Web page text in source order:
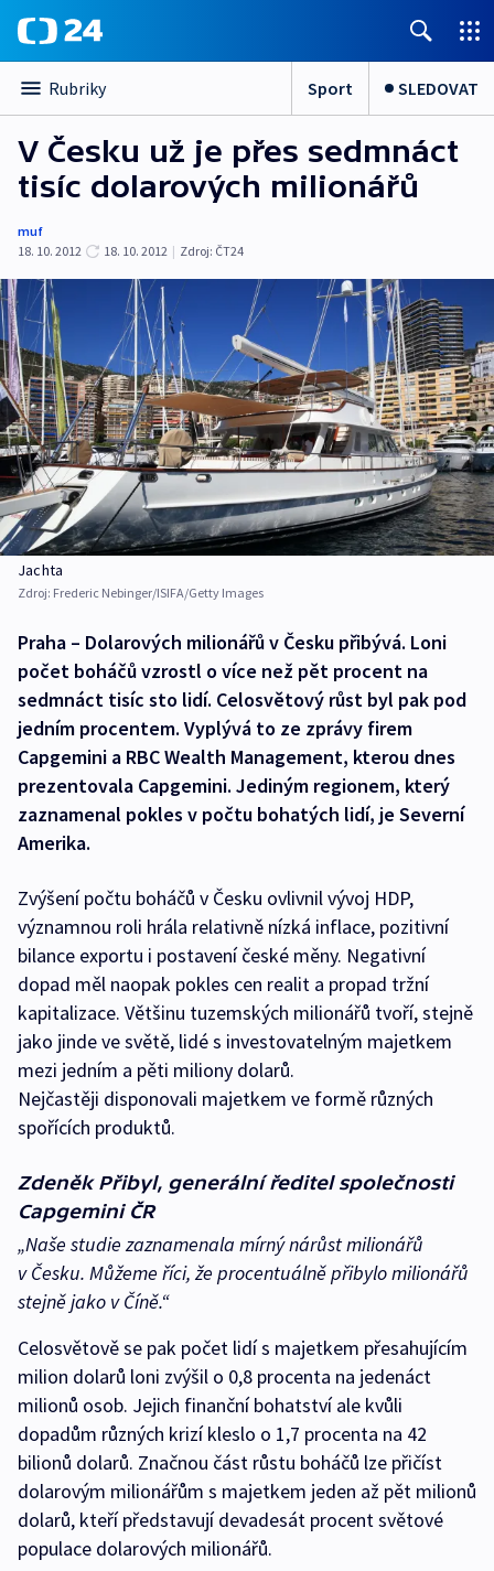
Rubriky Sport SLEDOVAT
V Česku už je přes sedmnáct
tisíc dolarových milionářů
muf
18. 10. 2012
18. 10. 2012 | Zdroj: ČT24
Jachta
Zdroj: Frederic Nebinger/ISIFA/Getty Images
Praha – Dolarových milionářů v Česku přibývá. Loni
počet boháčů vzrostl o více než pět procent na
sedmnáct tisíc sto lidí. Celosvětový růst byl pak pod
jedním procentem. Vyplývá to ze zprávy firem
Capgemini a RBC Wealth Management, kterou dnes
prezentovala Capgemini. Jediným regionem, který
zaznamenal pokles v počtu bohatých lidí, je Severní
Amerika.
Zvýšení počtu boháčů v Česku ovlivnil vývoj HDP,
významnou roli hrála relativně nízká inflace, pozitivní
bilance exportu i postavení české měny. Negativní
dopad měl naopak pokles cen realit a propad tržní
kapitalizace. Většinu tuzemských milionářů tvoří, stejně
jako jinde ve světě, lidé s investovatelným majetkem
mezi jedním a pěti miliony dolarů.
Nejčastěji disponovali majetkem ve formě různých
spořících produktů.
Zdeněk Přibyl, generální ředitel společnosti
Capgemini ČR
„Naše studie zaznamenala mírný nárůst milionářů
v Česku. Můžeme říci, že procentuálně přibylo milionářů
stejně jako v Číně.“
Celosvětově se pak počet lidí s majetkem přesahujícím
milion dolarů loni zvýšil o 0,8 procenta na jedenáct
milionů osob. Jejich finanční bohatství ale kvůli
dopadům různých krizí kleslo o 1,7 procenta na 42
bilionů dolarů. Značnou část růstu boháčů lze přičíst
dolarovým milionářům s majetkem jeden až pět milionů
dolarů, kteří představují devadesát procent světové
populace dolarových milionářů.